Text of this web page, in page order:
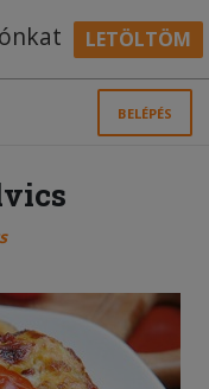
LETÖLTÖM
BELÉPÉS